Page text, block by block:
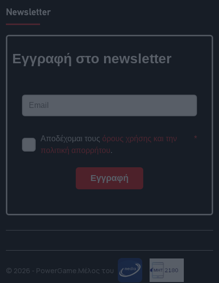
Newsletter
Εγγραφή στο
Αποδέχομαι τους
και την πολιτική απορρήτου